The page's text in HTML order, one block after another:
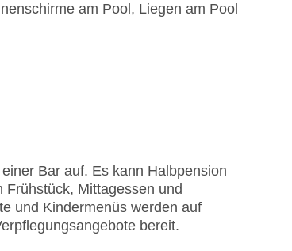
am Pool, Liegen am Pool
Bar auf. Es kann Halbpension
Mittagessen und
und Kindermenüs werden auf
bereit.